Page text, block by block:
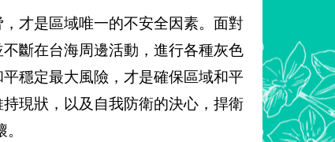
才是區域唯一的不安全因素。面對
斷在台海周邊活動，進行各種灰色
穩定最大風險，才是確保區域和平
現狀，以及自我防衛的決心，捍衛